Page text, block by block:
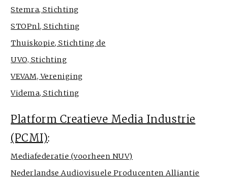
Stemra, Stichting
STOPnl, Stichting
Thuiskopie, Stichting de
UVO, Stichting
VEVAM, Vereniging
Videma, Stichting
Platform Creatieve Media Industrie
(PCMI):
Mediafederatie (voorheen NUV)
Nederlandse Audiovisuele Producenten Alliantie